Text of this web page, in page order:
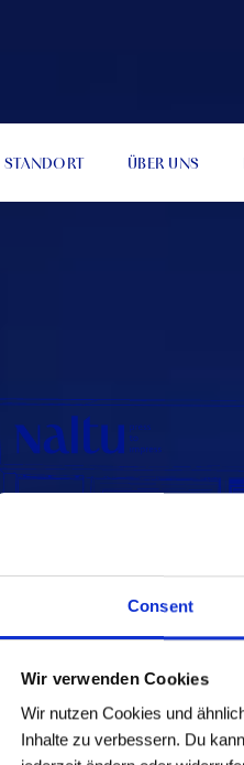
Consent
Wir verwenden Cookies
Wir nutzen Cookies und
Inhalte zu verbessern. Du
STANDORT ÜBER UNS
Juices, Coffee &